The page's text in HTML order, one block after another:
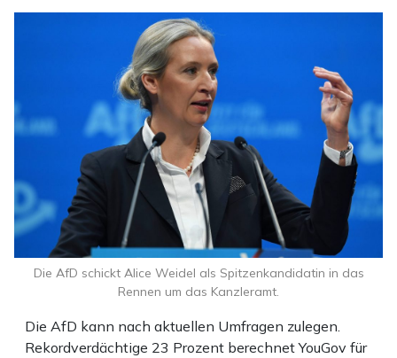
Die AfD kann nach aktuellen Umfragen zulegen.
Rekordverdächtige 23 Prozent berechnet YouGov für
Die AfD schickt Alice Weidel als Spitzenkandidatin in das
Rennen um das Kanzleramt.